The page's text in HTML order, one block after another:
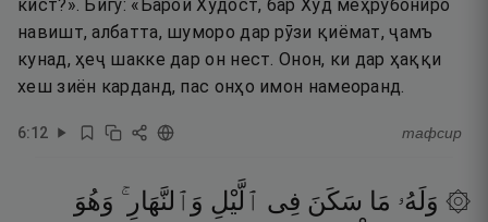
кист?». Бигӯ: «Барои Худост, бар Худ меҳрубониро
навишт, албатта, шуморо дар рӯзи қиёмат, ҷамъ
кунад, ҳеҷ шакке дар он нест. Онон, ки дар ҳаққи
хеш зиён карданд, пас онҳо имон намеоранд.
6:12 тафсир
۞ وَلَهُۥ مَا سَكَنَ فِى ٱلَّيْلِ وَٱلنَّهَارِ ۚ وَهُوَ